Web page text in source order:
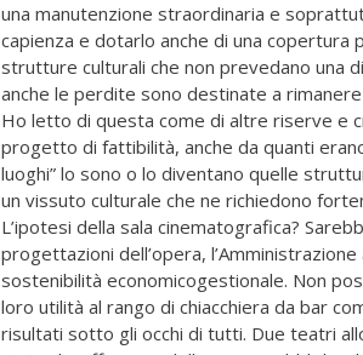
una manutenzione straordinaria e
capienza e dotarlo anche di una copertura
strutture culturali che non prevedano una
anche le perdite sono destinate a
Ho letto di questa come di altre riserve e
progetto di fattibilità, anche da quanti
luoghi” lo sono o lo diventano quelle
un vissuto culturale che ne richiedono
L’ipotesi della sala cinematografica?
progettazioni dell’opera,
sostenibilità economicogestionale. Non
loro utilità al rango di chiacchiera da bar
risultati sotto gli occhi di tutti. Due teatri